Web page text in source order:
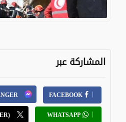
المشاركة عبر
FACEBOOK
WHATSAPP